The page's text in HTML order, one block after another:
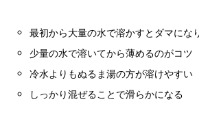
最初から大量の水で溶かすとダマにな
少量の水で溶いてから薄めるのがコツ
冷水よりもぬるま湯の方が溶けやすい
しっかり混ぜることで滑らかになる